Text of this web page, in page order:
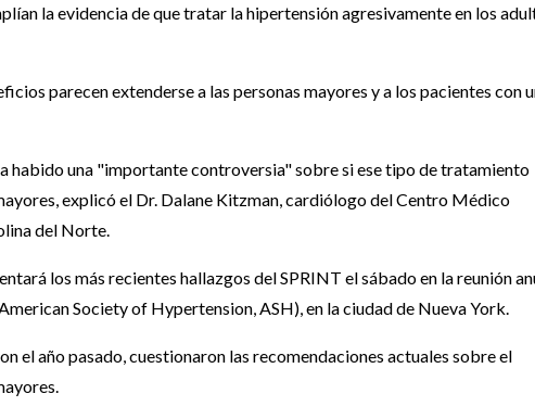
la evidencia de que tratar la hipertensión agresivamente en los
parecen extenderse a las personas mayores y a los pacientes con
habido una "importante controversia" sobre si ese tipo de tratamiento
explicó el Dr. Dalane Kitzman, cardiólogo del Centro Médico
del Norte.
los más recientes hallazgos del SPRINT el sábado en la reunión
Society of Hypertension, ASH), en la ciudad de Nueva York.
el año pasado, cuestionaron las recomendaciones actuales sobre el